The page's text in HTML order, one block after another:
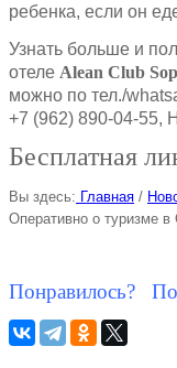
ребенка, если он
Узнать больше и
отеле Alean Club
можно по тел./
+7 (962) 890-04-55,
Бесплатная
Вы здесь: Главная /
Оперативно о туризме в
Понравилось?